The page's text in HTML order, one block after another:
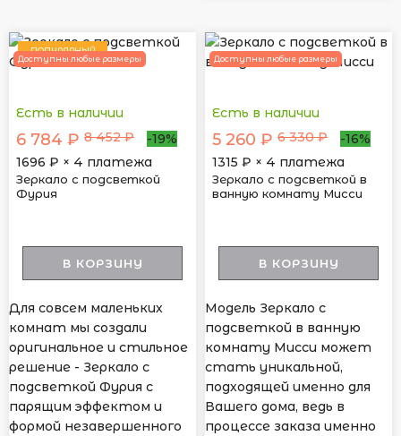
ПОПУЛЯРНЫЙ
Доступны любые размеры
Есть в наличии
6 784 ₽ 8 452 ₽
-19%
1696 ₽ × 4 платежа
Зеркало с подсветкой
Фурия
В КОРЗИНУ
Для совсем маленьких
комнат мы создали
оригинальное и стильное
решение - Зеркало с
подсветкой Фурия с
парящим эффектом и
формой незавершенного
Доступны любые размеры
Есть в наличии
5 260 ₽ 6 330 ₽
-16%
1315 ₽ × 4 платежа
Зеркало с подсветкой в
ванную комнату Мисси
В КОРЗИНУ
Модель Зеркало с
подсветкой в ванную
комнату Мисси может
стать уникальной,
подходящей именно для
Вашего дома, ведь в
процессе заказа именно